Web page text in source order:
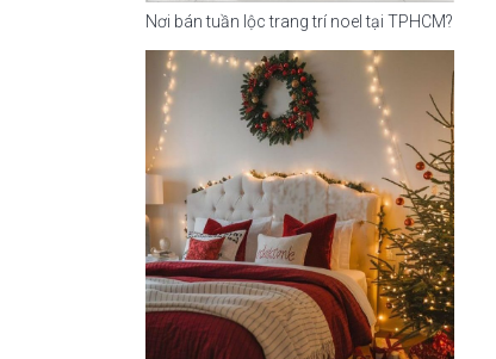
Nơi bán tuần lộc trang trí noel tại TPHCM?